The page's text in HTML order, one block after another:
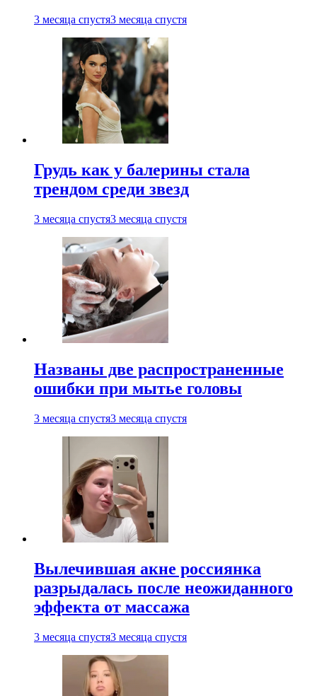
3 месяца спустя3 месяца спустя
Грудь как у балерины стала
трендом среди звезд
3 месяца спустя3 месяца спустя
Названы две распространенные
ошибки при мытье головы
3 месяца спустя3 месяца спустя
Вылечившая акне россиянка
разрыдалась после неожиданного
эффекта от массажа
3 месяца спустя3 месяца спустя